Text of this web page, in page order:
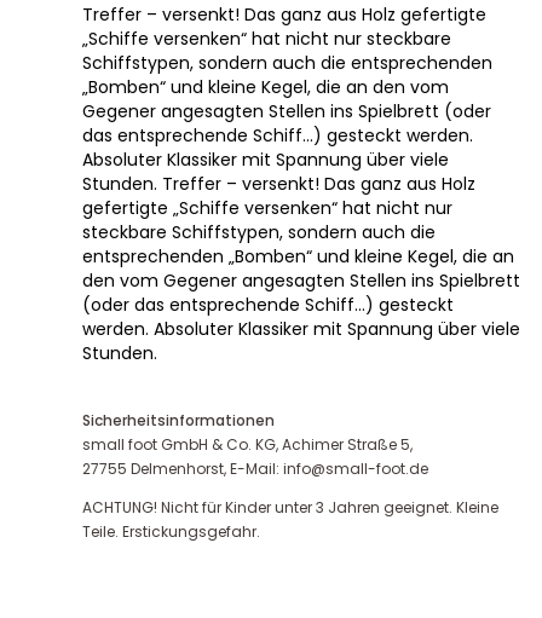
Treffer – versenkt! Das ganz aus Holz gefertigte
„Schiffe versenken“ hat nicht nur steckbare
Schiffstypen, sondern auch die entsprechenden
„Bomben“ und kleine Kegel, die an den vom
Gegener angesagten Stellen ins Spielbrett (oder
das entsprechende Schiff…) gesteckt werden.
Absoluter Klassiker mit Spannung über viele
Stunden. Treffer – versenkt! Das ganz aus Holz
gefertigte „Schiffe versenken“ hat nicht nur
steckbare Schiffstypen, sondern auch die
entsprechenden „Bomben“ und kleine Kegel, die an
den vom Gegener angesagten Stellen ins Spielbrett
(oder das entsprechende Schiff…) gesteckt
werden. Absoluter Klassiker mit Spannung über viele
Stunden.
Sicherheitsinformationen
small foot GmbH & Co. KG, Achimer Straße 5,
27755 Delmenhorst, E-Mail: info@small-foot.de
ACHTUNG! Nicht für Kinder unter 3 Jahren geeignet. Kleine
Teile. Erstickungsgefahr.